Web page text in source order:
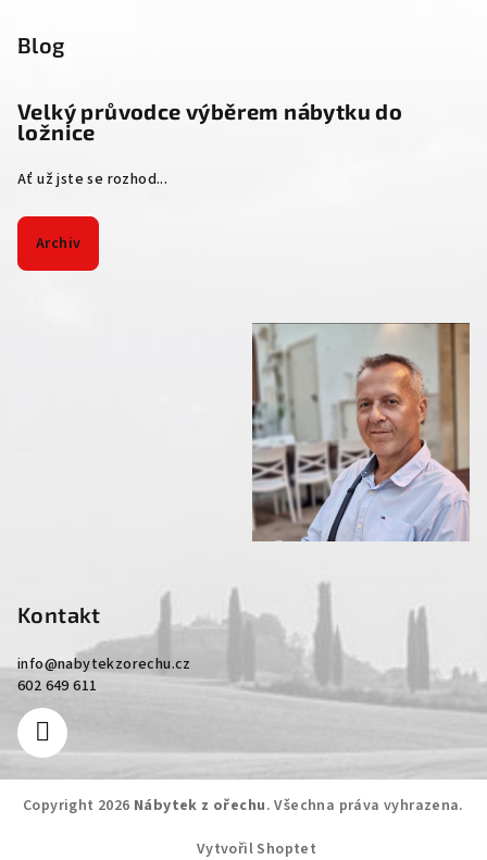
Blog
Velký průvodce výběrem nábytku do
ložnice
Ať už jste se rozhod...
Archiv
Kontakt
info@nabytekzorechu.cz
602 649 611
Copyright 2026 Nábytek z ořechu. Všechna práva vyhrazena.
Vytvořil Shoptet